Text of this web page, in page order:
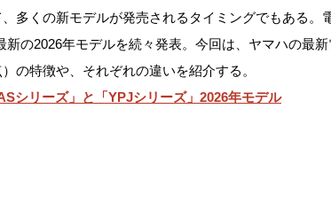
、多くの新モデルが発売されるタイミングでもある。
の2026年モデルを続々発表。今回は、ヤマハの最新
の特徴や、それぞれの違いを紹介する。
シリーズ」と「YPJシリーズ」2026年モデル